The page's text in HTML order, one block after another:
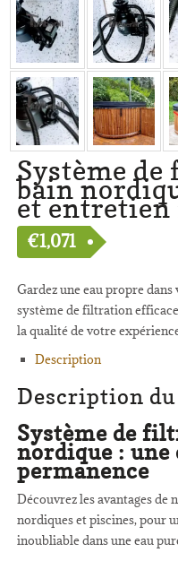
Système
bain
et
€1,071
Gardez une eau propre
système de filtration
la qualité de votre
Description
Description
Système de
nordique : une
permanence
Découvrez les avantages de
nordiques et piscines, pour
inoubliable dans une eau